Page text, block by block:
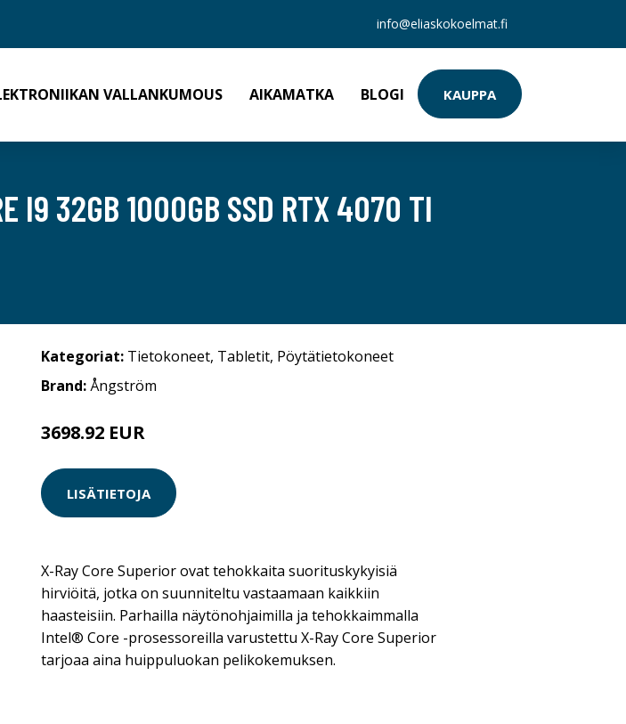
info@eliaskokoelmat.fi
VALLANKUMOUS AIKAMATKA BLOGI KAUPPA
I9 32GB 1000GB SSD RTX 4070 TI
Kategoriat: Tietokoneet, Tabletit, Pöytätietokoneet
Brand:Ångström
3698.92 EUR
LISÄTIETOJA
X-Ray Core Superior ovat tehokkaita suorituskykyisiä
hirviöitä, jotka on suunniteltu vastaamaan kaikkiin
haasteisiin. Parhailla näytönohjaimilla ja tehokkaimmalla
Intel® Core -prosessoreilla varustettu X-Ray Core Superior
tarjoaa aina huippuluokan pelikokemuksen.